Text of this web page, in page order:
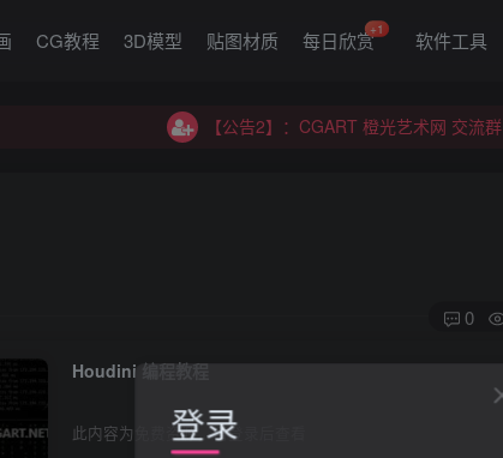
CG教程 3D模型 贴图材质 每日欣赏+1 软件工具
【公告2】：CGART 橙光艺术网 交流群
【公告2】：CGART 橙光艺术网 交流群
0
Houdini 编程教程
此内容为免费资源，请登录后查看
登录